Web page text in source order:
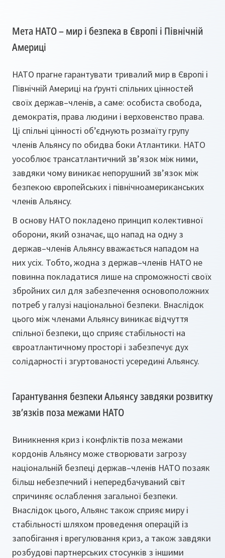
Мета НАТО – мир і безпека в Європі і Північній
Америці
НАТО прагне гарантувати тривалий мир в Європі і
Північній Америці на ґрунті спільних цінностей
своїх держав–членів, а саме: особиста свобода,
демократія, права людини і верховенство права.
Ці спільні цінності об’єднують розмаїту групу
членів Альянсу по обидва боки Атлантики. НАТО
уособлює трансатлантичний зв’язок між ними,
завдяки чому виникає непорушний зв’язок між
безпекою європейських і північноамериканських
членів Альянсу.
В основу НАТО покладено принцип колективної
оборони, який означає, що напад на одну з
держав–членів Альянсу вважається нападом на
них усіх. Тобто, жодна з держав–членів НАТО не
повинна покладатися лише на спроможності своїх
збройних сил для забезпечення основоположних
потреб у галузі національної безпеки. Внаслідок
цього між членами Альянсу виникає відчуття
спільної безпеки, що сприяє стабільності на
євроатлантичному просторі і забезпечує дух
солідарності і згуртованості усередині Альянсу.
Гарантування безпеки Альянсу завдяки розвитку
зв’язків поза межами НАТО
Виникнення криз і конфліктів поза межами
кордонів Альянсу може створювати загрозу
національній безпеці держав–членів НАТО позаяк
більш небезпечний і непередбачуваний світ
спричиняє ослаблення загальної безпеки.
Внаслідок цього, Альянс також сприяє миру і
стабільності шляхом проведення операцій із
запобігання і врегулювання криз, а також завдяки
розбудові партнерських стосунків з іншими